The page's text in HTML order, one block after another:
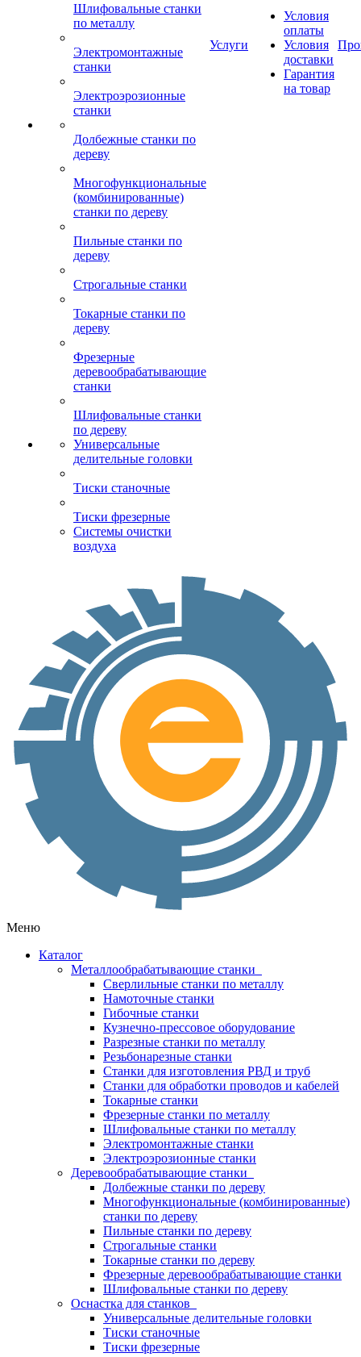
Шлифовальные станки
по металлу
Электромонтажные
станки
Электроэрозионные
станки
Долбежные станки по
дереву
Многофункциональные
(комбинированные)
станки по дереву
Пильные станки по
дереву
Строгальные станки
Токарные станки по
дереву
Фрезерные
деревообрабатывающие
станки
Шлифовальные станки
по дереву
Универсальные
делительные головки
Тиски станочные
Тиски фрезерные
Системы очистки
воздуха
Услуги
Условия
оплаты
Условия
доставки
Гарантия
на товар
Меню
Каталог
Металлообрабатывающие станки
Сверлильные станки по металлу
Намоточные станки
Гибочные станки
Кузнечно-прессовое оборудование
Разрезные станки по металлу
Резьбонарезные станки
Станки для изготовления РВД и труб
Станки для обработки проводов и кабелей
Токарные станки
Фрезерные станки по металлу
Шлифовальные станки по металлу
Электромонтажные станки
Электроэрозионные станки
Деревообрабатывающие станки
Долбежные станки по дереву
Многофункциональные (комбинированные)
станки по дереву
Пильные станки по дереву
Строгальные станки
Токарные станки по дереву
Фрезерные деревообрабатывающие станки
Шлифовальные станки по дереву
Оснастка для станков
Универсальные делительные головки
Тиски станочные
Тиски фрезерные